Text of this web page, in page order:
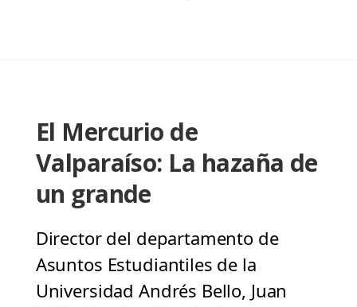
El Mercurio de
Valparaíso: La hazaña de
un grande
Director del departamento de
Asuntos Estudiantiles de la
Universidad Andrés Bello, Juan